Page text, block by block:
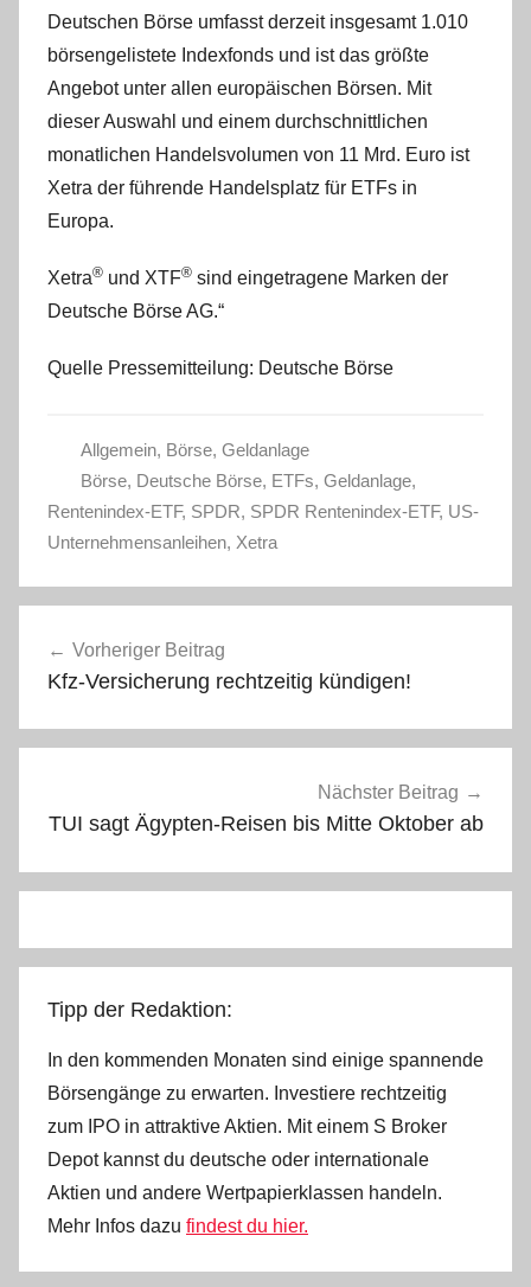
Deutschen Börse umfasst derzeit insgesamt 1.010
börsengelistete Indexfonds und ist das größte
Angebot unter allen europäischen Börsen. Mit
dieser Auswahl und einem durchschnittlichen
monatlichen Handelsvolumen von 11 Mrd. Euro ist
Xetra der führende Handelsplatz für ETFs in
Europa.
Xetra® und XTF® sind eingetragene Marken der
Deutsche Börse AG.“
Quelle Pressemitteilung: Deutsche Börse
Allgemein, Börse, Geldanlage
Börse, Deutsche Börse, ETFs, Geldanlage,
Rentenindex-ETF, SPDR, SPDR Rentenindex-ETF, US-
Unternehmensanleihen, Xetra
Vorheriger Beitrag
Kfz-Versicherung rechtzeitig kündigen!
Nächster Beitrag
TUI sagt Ägypten-Reisen bis Mitte Oktober ab
Tipp der Redaktion:
In den kommenden Monaten sind einige spannende
Börsengänge zu erwarten. Investiere rechtzeitig
zum IPO in attraktive Aktien. Mit einem S Broker
Depot kannst du deutsche oder internationale
Aktien und andere Wertpapierklassen handeln.
Mehr Infos dazu findest du hier.